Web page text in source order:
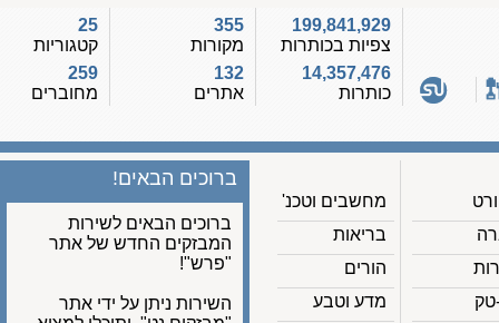
199,841,929
צפיות בכותרות
14,357,476
כותרות
355
מקורות
132
אתרים
קטגוריות
259
מחוברים
מחשבים וטכנ'
בריאות
הורים
מדע וטבע
ברוכים הבאים!
ברוכים הבאים לשירות
המבזקים החדש של אתר
"פרש"!
השירות ניתן על ידי אתר